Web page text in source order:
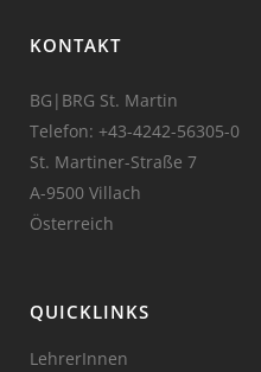
KONTAKT
BG|BRG St. Martin
Telefon: +43-4242-56305-0
St. Martiner-Straße 7
A-9500 Villach
Österreich
QUICKLINKS
LehrerInnen